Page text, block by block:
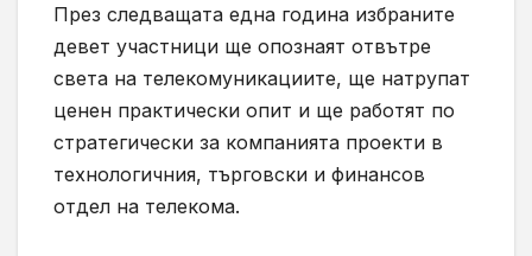
През следващата една година избраните
девет участници ще опознаят отвътре
света на телекомуникациите, ще натрупат
ценен практически опит и ще работят по
стратегически за компанията проекти в
технологичния, търговски и финансов
отдел на телекома.